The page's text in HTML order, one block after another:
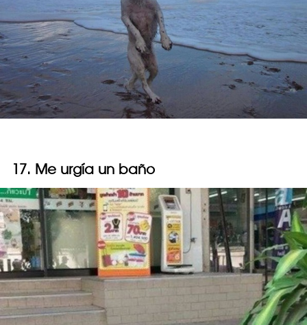
17. Me urgía un baño